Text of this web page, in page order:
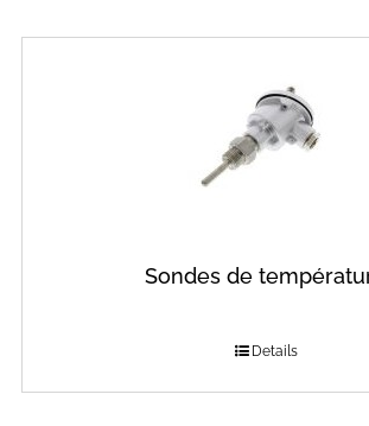
Sondes de
Details